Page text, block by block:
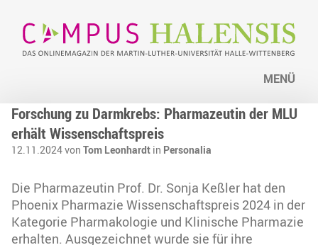
MENÜ
Forschung zu Darmkrebs: Pharmazeutin der MLU
erhält Wissenschaftspreis
12.11.2024 von Tom Leonhardt in Personalia
Die Pharmazeutin Prof. Dr. Sonja Keßler hat den
Phoenix Pharmazie Wissenschaftspreis 2024 in der
Kategorie Pharmakologie und Klinische Pharmazie
erhalten. Ausgezeichnet wurde sie für ihre